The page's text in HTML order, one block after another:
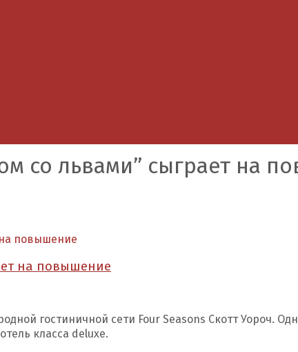
со львами” сыграет на
повышение
на повышение
гостиничной сети Four Seasons Скотт Уороч.
класса deluxe.